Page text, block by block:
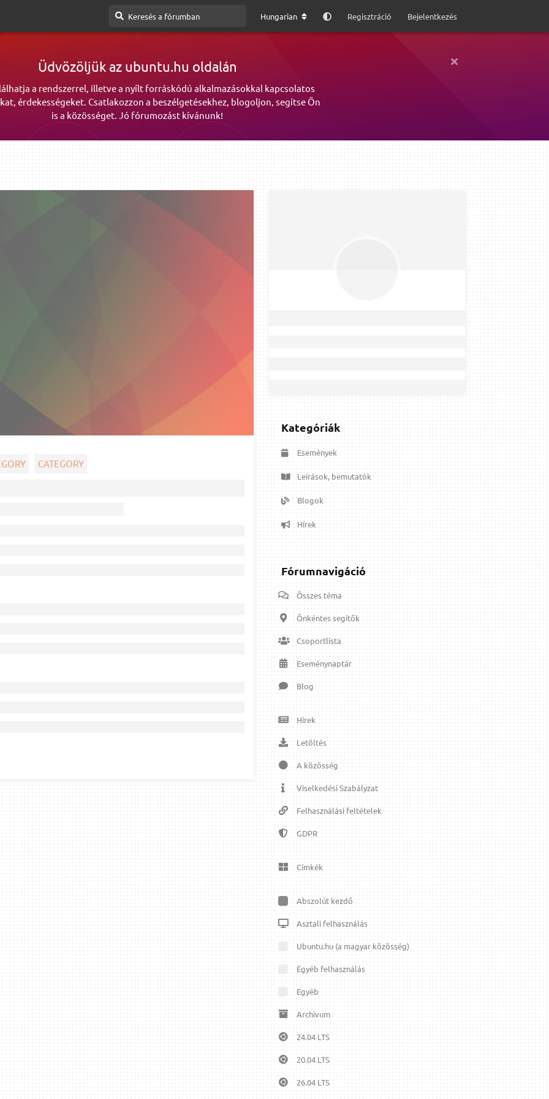
Hungarian Regisztráció Bejelentkezés
Üdvözöljük az ubuntu.hu oldalán
a rendszerrel, illetve a nyílt forráskódú alkalmazásokkal kapcsolatos
érdekességeket. Csatlakozzon a beszélgetésekhez, blogoljon, segítse Ön
is a közösséget. Jó fórumozást kívánunk!
CATEGORY
Kategóriák
Események
Leírások, bemutatók
Blogok
Hírek
Fórumnavigáció
Összes téma
Önkéntes segítők
Csoportlista
Eseménynaptár
Blog
Hírek
Letöltés
A közösség
Viselkedési Szabályzat
Felhasználási feltételek
GDPR
Címkék
Abszolút kezdő
Asztali felhasználás
Ubuntu.hu (a magyar közösség)
Egyéb felhasználás
Egyéb
Archívum
24.04 LTS
20.04 LTS
26.04 LTS